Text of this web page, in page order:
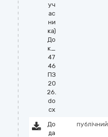
уч
ас
ни
ка)
До
к_
47
46
ПЗ
20
26.
do
cx
До
да
публічний